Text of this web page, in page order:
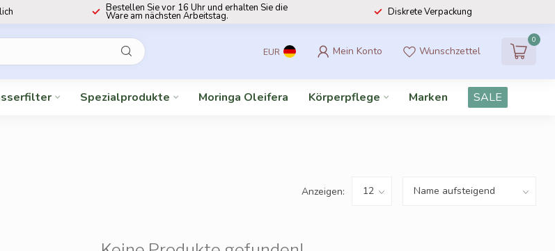
Bestellen Sie vor 16 Uhr und erhalten Sie die
Ware am nächsten Arbeitstag. Diskrete Verpackung
EUR Mein Konto Wunschzettel
0
Spezialprodukte Moringa Oleifera Körperpflege Marken SALE
Anzeigen: